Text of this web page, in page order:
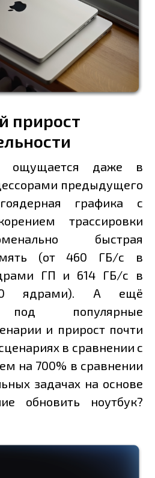
прирост
даже в
предыдущего
графика с
трассировки
быстрая
(от 460 ГБ/с в
ГП и 614 ГБ/с в
ядрами). А ещё
под популярные
и прирост почти
в сравнении с
на 700% в сравнении
задачах на основе
обновить ноутбук?